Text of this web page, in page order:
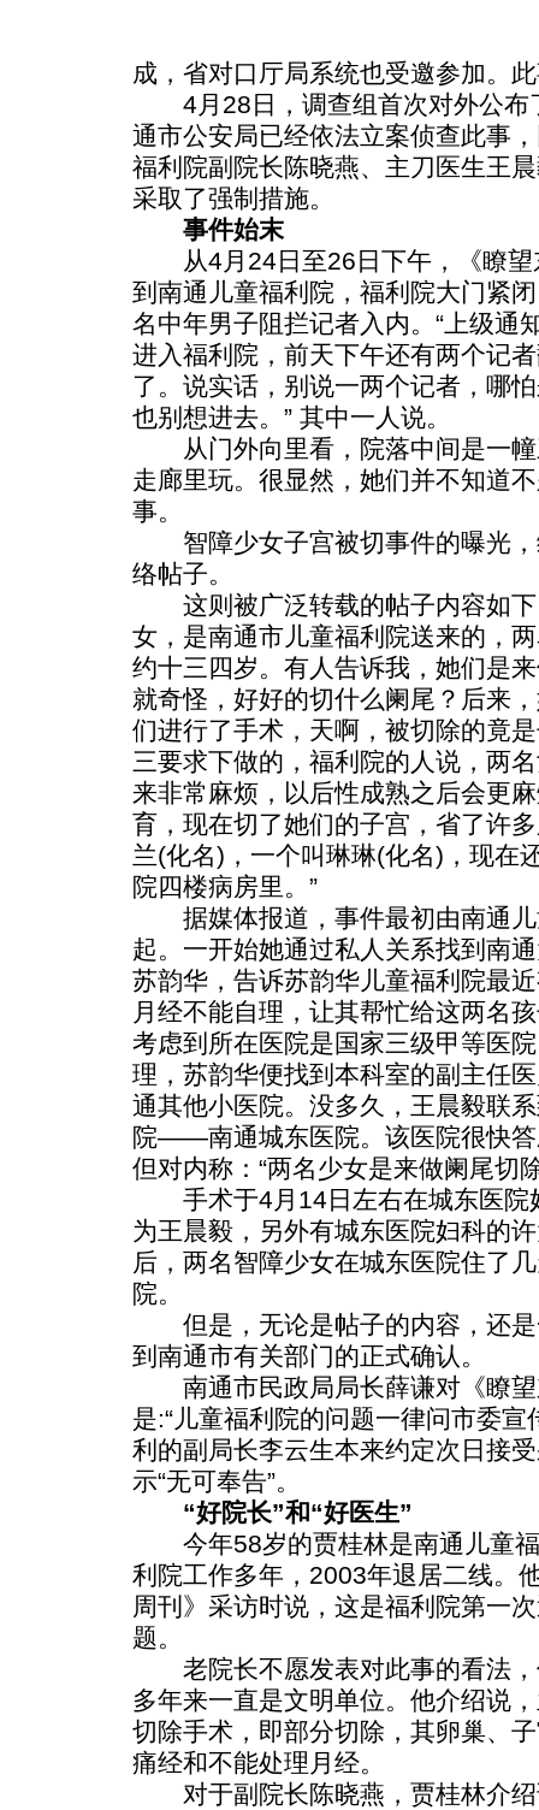
成，省对口厅局系统也受邀参加。
4月28日，调查组首次对外公布
通市公安局已经依法立案侦查此事
福利院副院长陈晓燕、主刀医生王
采取了强制措施。
事件始末
从4月24日至26日下午，《瞭望
到南通儿童福利院，福利院大门紧
名中年男子阻拦记者入内。“上级通
进入福利院，前天下午还有两个记
了。说实话，别说一两个记者，哪
也别想进去。” 其中一人说。
从门外向里看，院落中间是一幢
走廊里玩。很显然，她们并不知道
事。
智障少女子宫被切事件的曝光，
络帖子。
这则被广泛转载的帖子内容如下
女，是南通市儿童福利院送来的，
约十三四岁。有人告诉我，她们是
就奇怪，好好的切什么阑尾？后来
们进行了手术，天啊，被切除的竟
三要求下做的，福利院的人说，两
来非常麻烦，以后性成熟之后会更
育，现在切了她们的子宫，省了许
兰(化名)，一个叫琳琳(化名)，现在
院四楼病房里。”
据媒体报道，事件最初由南通儿
起。一开始她通过私人关系找到南
苏韵华，告诉苏韵华儿童福利院最
月经不能自理，让其帮忙给这两名
考虑到所在医院是国家三级甲等医
理，苏韵华便找到本科室的副主任
通其他小医院。没多久，王晨毅联
院——南通城东医院。该医院很快
但对内称：“两名少女是来做阑尾切
手术于4月14日左右在城东医院
为王晨毅，另外有城东医院妇科的
后，两名智障少女在城东医院住了
院。
但是，无论是帖子的内容，还是
到南通市有关部门的正式确认。
南通市民政局局长薛谦对《瞭望
是:“儿童福利院的问题一律问市委宣
利的副局长李云生本来约定次日接
示“无可奉告”。
“好院长”和“好医生”
今年58岁的贾桂林是南通儿童福
利院工作多年，2003年退居二线。
周刊》采访时说，这是福利院第一
题。
老院长不愿发表对此事的看法，
多年来一直是文明单位。他介绍说
切除手术，即部分切除，其卵巢、
痛经和不能处理月经。
对于副院长陈晓燕，贾桂林介绍